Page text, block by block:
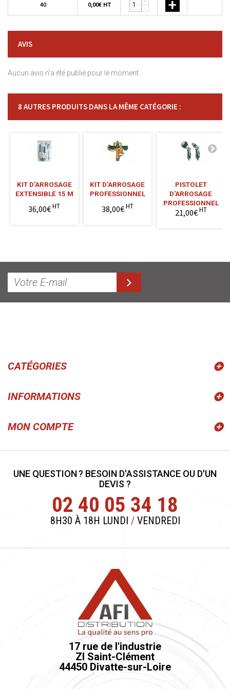
40 0,00€ HT
-
+
AVIS
Aucun avis n'a été publié pour le moment.
8 AUTRES PRODUITS DANS LA MÊME CATÉGORIE :
KIT D'ARROSAGE
EXTENSIBLE 15 M
36,00€HT
KIT D'ARROSAGE
PROFESSIONNEL
38,00€HT
PISTOLET
D'ARROSAGE
PROFESSIONNEL
21,00€HT
CATÉGORIES
INFORMATIONS
MON COMPTE
UNE QUESTION ? BESOIN D'ASSISTANCE OU D'UN
DEVIS ?
02 40 05 34 18
8H30 À 18H LUNDI /VENDREDI
17 rue de l'industrie
ZI Saint-Clément
44450 Divatte-sur-Loire